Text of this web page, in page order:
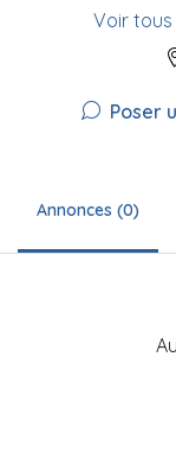
Voir tous
Poser
Annonces (0)